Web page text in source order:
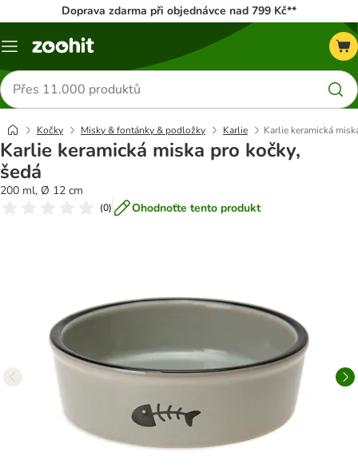
Doprava zdarma při objednávce nad 799 Kč**
Menu
Hledat
produkty
Kočky Misky & fontánky & podložky Karlie Karlie keramická
Karlie keramická miska pro kočky,
šedá
200 ml, Ø 12 cm
(0) Ohodnoťte tento produkt